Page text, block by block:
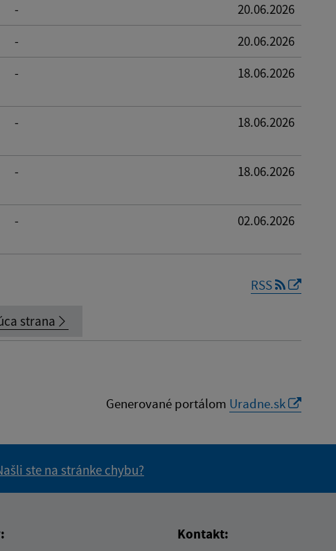
-
20.06.2026
-
20.06.2026
- 18.06.2026
- 18.06.2026
- 18.06.2026
- 02.06.2026
RSS
strana
Generované portálom Uradne.sk
ste na stránke chybu?
Kontakt: